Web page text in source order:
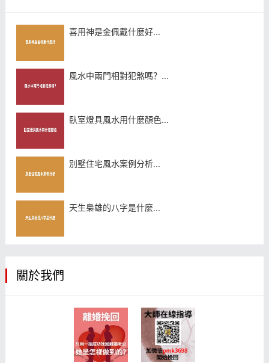
喜用神是金佩戴什麼好...
風水中兩門相對犯煞嗎？...
臥室燈具風水用什麼顏色...
別墅住宅風水案例分析...
天生梟雄的八字是什麼...
關於我們